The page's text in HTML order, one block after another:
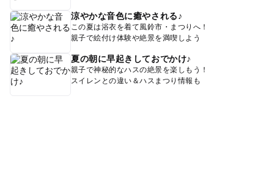
涼やかな音色に癒やされる♪
この夏は浴衣を着て風鈴市・まつりへ！
親子で絵付け体験や絶景を満喫しよう
夏の朝に早起きしておでかけ♪
親子で神秘的なハスの絶景を楽しもう！
スイレンとの違い＆ハスまつり情報も